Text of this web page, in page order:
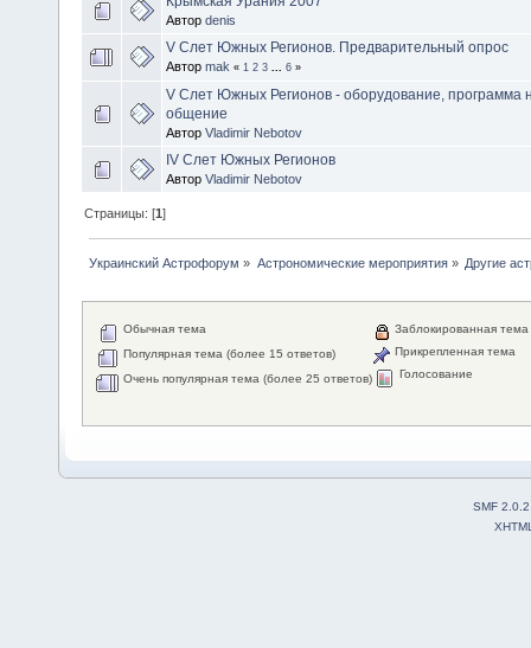
Автор denis
V Слет Южных Регионов. Предварительный опрос
Автор mak « 1 2 3 6 »
V Слет Южных Регионов - оборудование, программа
общение
Автор Vladimir Nebotov
IV Слет Южных Регионов
Автор Vladimir Nebotov
Страницы: [1]
Украинский Астрофорум » Астрономические мероприятия» Другие
Обычная тема
Популярная тема (более 15 ответов)
Очень популярная тема (более 25 ответов)
Заблокированная тема
Прикрепленная тема
Голосование
SMF 2.0.2